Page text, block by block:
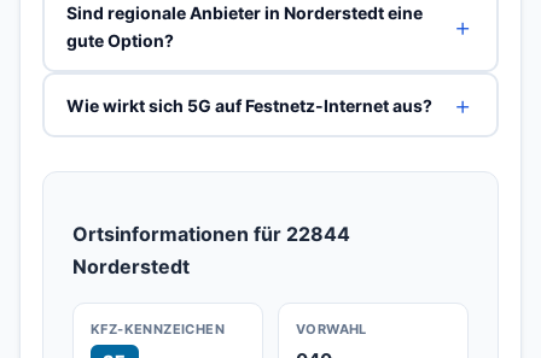
Sind regionale Anbieter in Norderstedt eine
gute Option?
Wie wirkt sich 5G auf Festnetz-Internet aus?
Ortsinformationen für 22844
Norderstedt
KFZ-KENNZEICHEN VORWAHL